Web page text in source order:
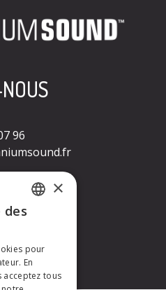
96
96
ENGLISH
×
des
pour
En
acceptez tous